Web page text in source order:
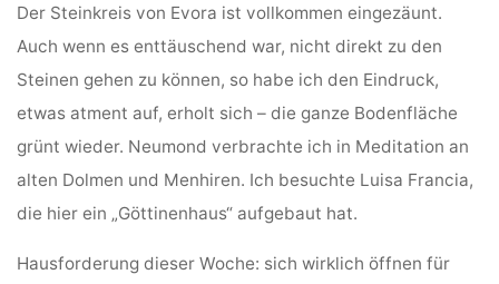
Der Steinkreis von Evora ist vollkommen eingezäunt.
Auch wenn es enttäuschend war, nicht direkt zu den
Steinen gehen zu können, so habe ich den Eindruck,
etwas atment auf, erholt sich – die ganze Bodenfläche
grünt wieder. Neumond verbrachte ich in Meditation an
alten Dolmen und Menhiren. Ich besuchte Luisa Francia,
die hier ein „Göttinenhaus“ aufgebaut hat.
Hausforderung dieser Woche: sich wirklich öffnen für